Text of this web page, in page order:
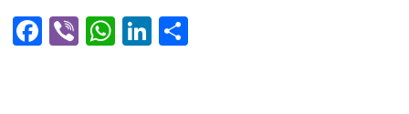
Facebook
ViberWhatsApp
LinkedIn